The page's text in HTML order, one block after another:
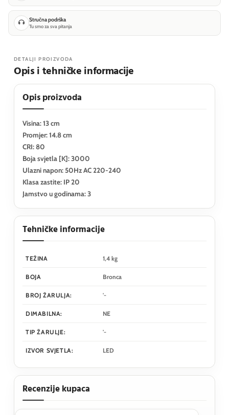
Stručna podrška
Tu smo za sva pitanja
DETALJI PROIZVODA
Opis i tehničke informacije
Opis proizvoda
Visina: 13 cm
Promjer: 14.8 cm
CRI: 80
Boja svjetla [K]: 3000
Ulazni napon: 50Hz AC 220-240
Klasa zastite: IP 20
Jamstvo u godinama: 3
Tehničke informacije
TEŽINA 1,4 kg
BOJA Bronca
BROJ ŽARULJA: '-
DIMABILNA: NE
TIP ŽARULJE: '-
IZVOR SVJETLA: LED
Recenzije kupaca